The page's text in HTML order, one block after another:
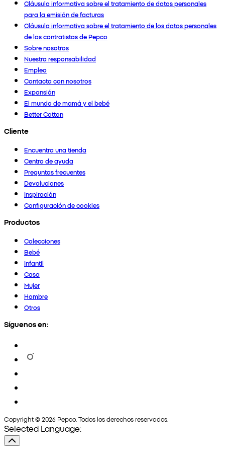
Cláusula informativa sobre el tratamiento de datos personales
para la emisión de facturas
Cláusula informativa sobre el tratamiento de los datos personales
de los contratistas de Pepco
Sobre nosotros
Nuestra responsabilidad
Empleo
Contacta con nosotros
Expansión
El mundo de mamá y el bebé
Better Cotton
Cliente
Encuentra una tienda
Centro de ayuda
Preguntas frecuentes
Devoluciones
Inspiración
Configuración de cookies
Productos
Colecciones
Bebé
Infantil
Casa
Mujer
Hombre
Otros
Síguenos en:
Copyright © 2026 Pepco. Todos los derechos reservados.
Selected Language: